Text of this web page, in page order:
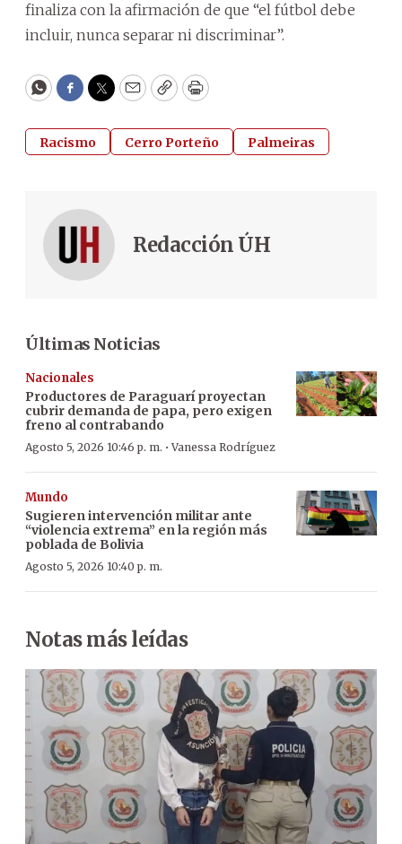
finaliza con la afirmación de que “el fútbol debe
incluir, nunca separar ni discriminar”.
WhatsApp
Facebook
Twitter
EmailCopyPrint
Racismo Cerro Porteño Palmeiras
Redacción ÚH
Últimas Noticias
Nacionales
Productores de Paraguarí proyectan
cubrir demanda de papa, pero exigen
freno al contrabando
Agosto 5, 2026 10:46 p. m. ·Vanessa Rodríguez
Mundo
Sugieren intervención militar ante
“violencia extrema” en la región más
poblada de Bolivia
Agosto 5, 2026 10:40 p. m.
Notas más leídas